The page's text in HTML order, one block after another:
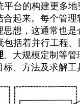
平台的构建更多
合起来。每个管
思想，这通常也
括着并行工程、
、大规模定制等管
标、方法及求解工